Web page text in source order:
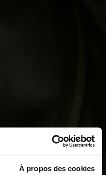
À propos des cookies